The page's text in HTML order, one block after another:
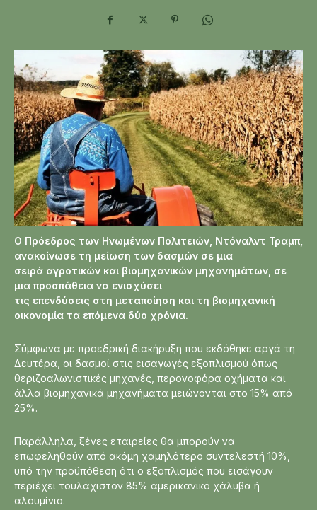
Ο Πρόεδρος των Ηνωμένων Πολιτειών, Ντόναλντ Τραμπ,
ανακοίνωσε τη μείωση των δασμών σε μια
σειρά αγροτικών και βιομηχανικών μηχανημάτων, σε
μια προσπάθεια να ενισχύσει
τις επενδύσεις στη μεταποίηση και τη βιομηχανική
οικονομία τα επόμενα δύο χρόνια.
Σύμφωνα με προεδρική διακήρυξη που εκδόθηκε αργά τη
Δευτέρα, οι δασμοί στις εισαγωγές εξοπλισμού όπως
θεριζοαλωνιστικές μηχανές, περονοφόρα οχήματα και
άλλα βιομηχανικά μηχανήματα μειώνονται στο 15% από
25%.
Παράλληλα, ξένες εταιρείες θα μπορούν να
επωφεληθούν από ακόμη χαμηλότερο συντελεστή 10%,
υπό την προϋπόθεση ότι ο εξοπλισμός που εισάγουν
περιέχει τουλάχιστον 85% αμερικανικό χάλυβα ή
αλουμίνιο.